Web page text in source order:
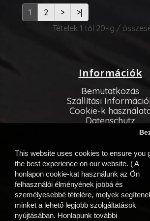
This website uses cookies to ensure you
the best experience on our website. ( A
honlapon cookie-kat használunk az Ön
felhasználói élményének jobbá és
személyesebbé tételére, melyek
minket a lehető legjobb szolgáltatások
nyújtásában. Honlapunk további
levegőbe..
1 2 >
>|
Tételek 1 től 20-ig /
Információk
Bemutatkozás
Szállítási
Cookie-k
Datenschutz
Allgemeinen
Kapcsolatfelvétel
Oldaltérkép
Egyéb
Beszállítóink
Akciós ajánlatok